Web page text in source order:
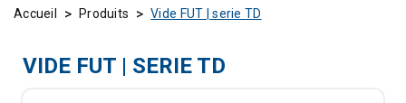
Accueil > Produits > Vide FUT | serie TD
VIDE FUT | SERIE TD